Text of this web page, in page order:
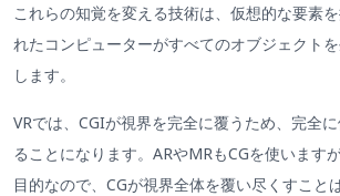
これらの知覚を変える技術は、仮想的な要素
れたコンピューターがすべてのオブジェクト
します。
VRでは、CGIが視界を完全に覆うため、完全
ることになります。ARやMRもCGを使います
目的なので、CGが視界全体を覆い尽くすこと